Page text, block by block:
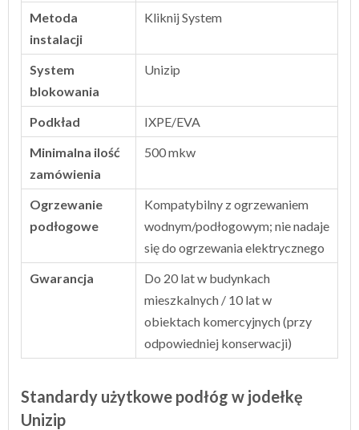
Metoda
instalacji
Kliknij System
System
blokowania
Unizip
Podkład
IXPE/EVA
Minimalna ilość
zamówienia
500 mkw
Ogrzewanie
podłogowe
Kompatybilny z ogrzewaniem
wodnym/podłogowym; nie nadaje
się do ogrzewania elektrycznego
Gwarancja
Do 20 lat w budynkach
mieszkalnych / 10 lat w
obiektach komercyjnych (przy
odpowiedniej konserwacji)
Standardy użytkowe podłóg w jodełkę
Unizip